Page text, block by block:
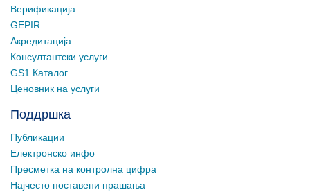
Верификација
GEPIR
Акредитација
Консултантски услуги
GS1 Каталог
Ценовник на услуги
Поддршка
Публикации
Електронско инфо
Пресметка на контролна цифра
Најчесто поставени прашања